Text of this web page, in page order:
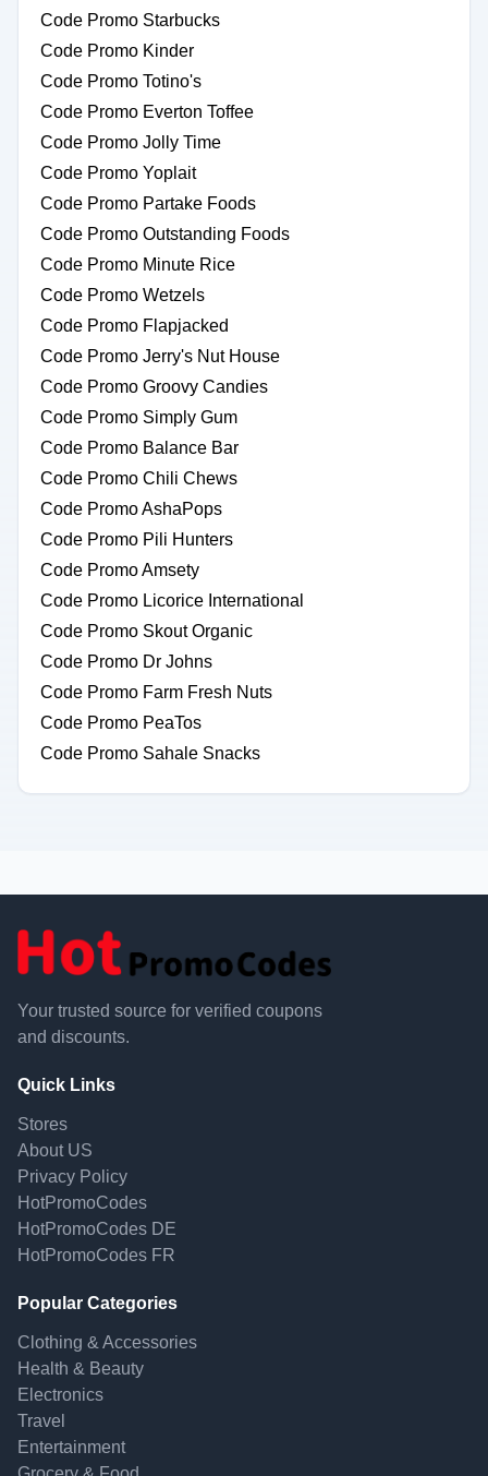
Code Promo Starbucks
Code Promo Kinder
Code Promo Totino's
Code Promo Everton Toffee
Code Promo Jolly Time
Code Promo Yoplait
Code Promo Partake Foods
Code Promo Outstanding Foods
Code Promo Minute Rice
Code Promo Wetzels
Code Promo Flapjacked
Code Promo Jerry's Nut House
Code Promo Groovy Candies
Code Promo Simply Gum
Code Promo Balance Bar
Code Promo Chili Chews
Code Promo AshaPops
Code Promo Pili Hunters
Code Promo Amsety
Code Promo Licorice International
Code Promo Skout Organic
Code Promo Dr Johns
Code Promo Farm Fresh Nuts
Code Promo PeaTos
Code Promo Sahale Snacks
Your trusted source for verified coupons
and discounts.
Quick Links
Stores
About US
Privacy Policy
HotPromoCodes
HotPromoCodes DE
HotPromoCodes FR
Popular Categories
Clothing & Accessories
Health & Beauty
Electronics
Travel
Entertainment